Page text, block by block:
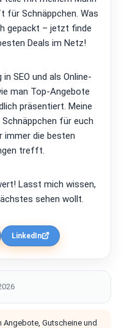
für Schnäppchen. Was
gepackt – jetzt finde
Deals im Netz!
SEO und als Online-
man Top-Angebote
präsentiert. Meine
für euch
immer die besten
trefft.
Lasst mich wissen,
sehen wollt.
LinkedIn
Angebote, Gutscheine und